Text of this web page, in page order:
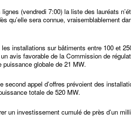
(vendredi 7:00) la liste des lauréats
qu’elle sera connue, vraisemblablement
les installations sur bâtiments entre 100 et
avis favorable de la Commission de
puissance globale de 21 MW.
second appel d’offres prévoient des
totale de 520 MW.
un investissement cumulé de près d’un